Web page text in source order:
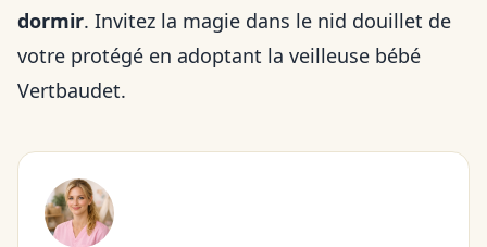
dormir. Invitez la magie dans le nid douillet de
votre protégé en adoptant la veilleuse bébé
Vertbaudet.